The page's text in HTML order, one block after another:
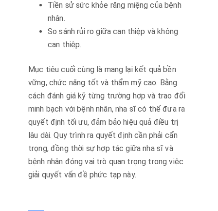
Tiền sử sức khỏe răng miệng của bệnh
nhân.
So sánh rủi ro giữa can thiệp và không
can thiệp.
Mục tiêu cuối cùng là mang lại kết quả bền
vững, chức năng tốt và thẩm mỹ cao. Bằng
cách đánh giá kỹ từng trường hợp và trao đổi
minh bạch với bệnh nhân, nha sĩ có thể đưa ra
quyết định tối ưu, đảm bảo hiệu quả điều trị
lâu dài. Quy trình ra quyết định cần phải cẩn
trọng, đồng thời sự hợp tác giữa nha sĩ và
bệnh nhân đóng vai trò quan trọng trong việc
giải quyết vấn đề phức tạp này.